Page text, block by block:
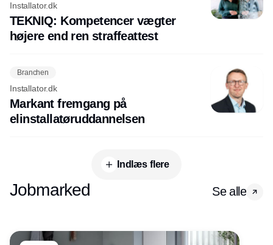
Installator.dk
TEKNIQ: Kompetencer vægter
højere end ren straffeattest
Branchen
Installator.dk
Markant fremgang på
elinstallatøruddannelsen
Indlæs flere
Jobmarked Se alle